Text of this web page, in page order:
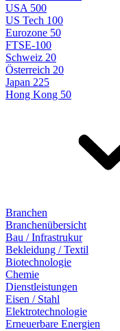
USA 500
US Tech 100
Eurozone 50
FTSE-100
Schweiz 20
Österreich 20
Japan 225
Hong Kong 50
Branchen
Branchenübersicht
Bau / Infrastrukur
Bekleidung / Textil
Biotechnologie
Chemie
Dienstleistungen
Eisen / Stahl
Elektrotechnologie
Erneuerbare Energien